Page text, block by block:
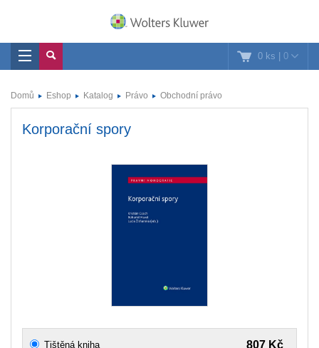
0 ks | 0
Domů Eshop Katalog Právo Obchodní právo
Korporační spory
807 Kč
Tištěná kniha